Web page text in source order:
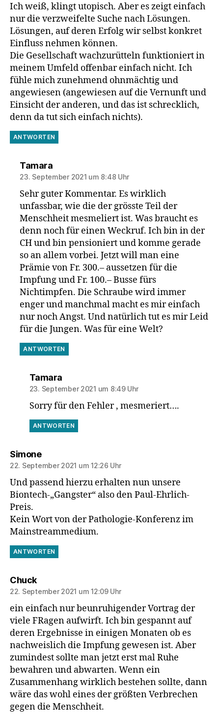
Ich weiß, klingt utopisch. Aber es zeigt einfach
nur die verzweifelte Suche nach Lösungen.
Lösungen, auf deren Erfolg wir selbst konkret
Einfluss nehmen können.
Die Gesellschaft wachzurütteln funktioniert in
meinem Umfeld offenbar einfach nicht. Ich
fühle mich zunehmend ohnmächtig und
angewiesen (angewiesen auf die Vernunft und
Einsicht der anderen, und das ist schrecklich,
denn da tut sich einfach nichts).
ANTWORTEN
Tamarasagt:
23. September 2021 um 8:48 Uhr
Sehr guter Kommentar. Es wirklich
unfassbar, wie die der grösste Teil der
Menschheit mesmeliert ist. Was braucht es
denn noch für einen Weckruf. Ich bin in der
CH und bin pensioniert und komme gerade
so an allem vorbei. Jetzt will man eine
Prämie von Fr. 300.– aussetzen für die
Impfung und Fr. 100.– Busse fürs
Nichtimpfen. Die Schraube wird immer
enger und manchmal macht es mir einfach
nur noch Angst. Und natürlich tut es mir Leid
für die Jungen. Was für eine Welt?
ANTWORTEN
Tamarasagt:
23. September 2021 um 8:49 Uhr
Sorry für den Fehler , mesmeriert….
ANTWORTEN
Simonesagt:
22. September 2021 um 12:26 Uhr
Und passend hierzu erhalten nun unsere
Biontech-„Gangster“ also den Paul-Ehrlich-
Preis.
Kein Wort von der Pathologie-Konferenz im
Mainstreammedium.
ANTWORTEN
Chucksagt:
22. September 2021 um 12:09 Uhr
ein einfach nur beunruhigender Vortrag der
viele FRagen aufwirft. Ich bin gespannt auf
deren Ergebnisse in einigen Monaten ob es
nachweislich die Impfung gewesen ist. Aber
zumindest sollte man jetzt erst mal Ruhe
bewahren und abwarten. Wenn ein
Zusammenhang wirklich bestehen sollte, dann
wäre das wohl eines der größten Verbrechen
gegen die Menschheit.